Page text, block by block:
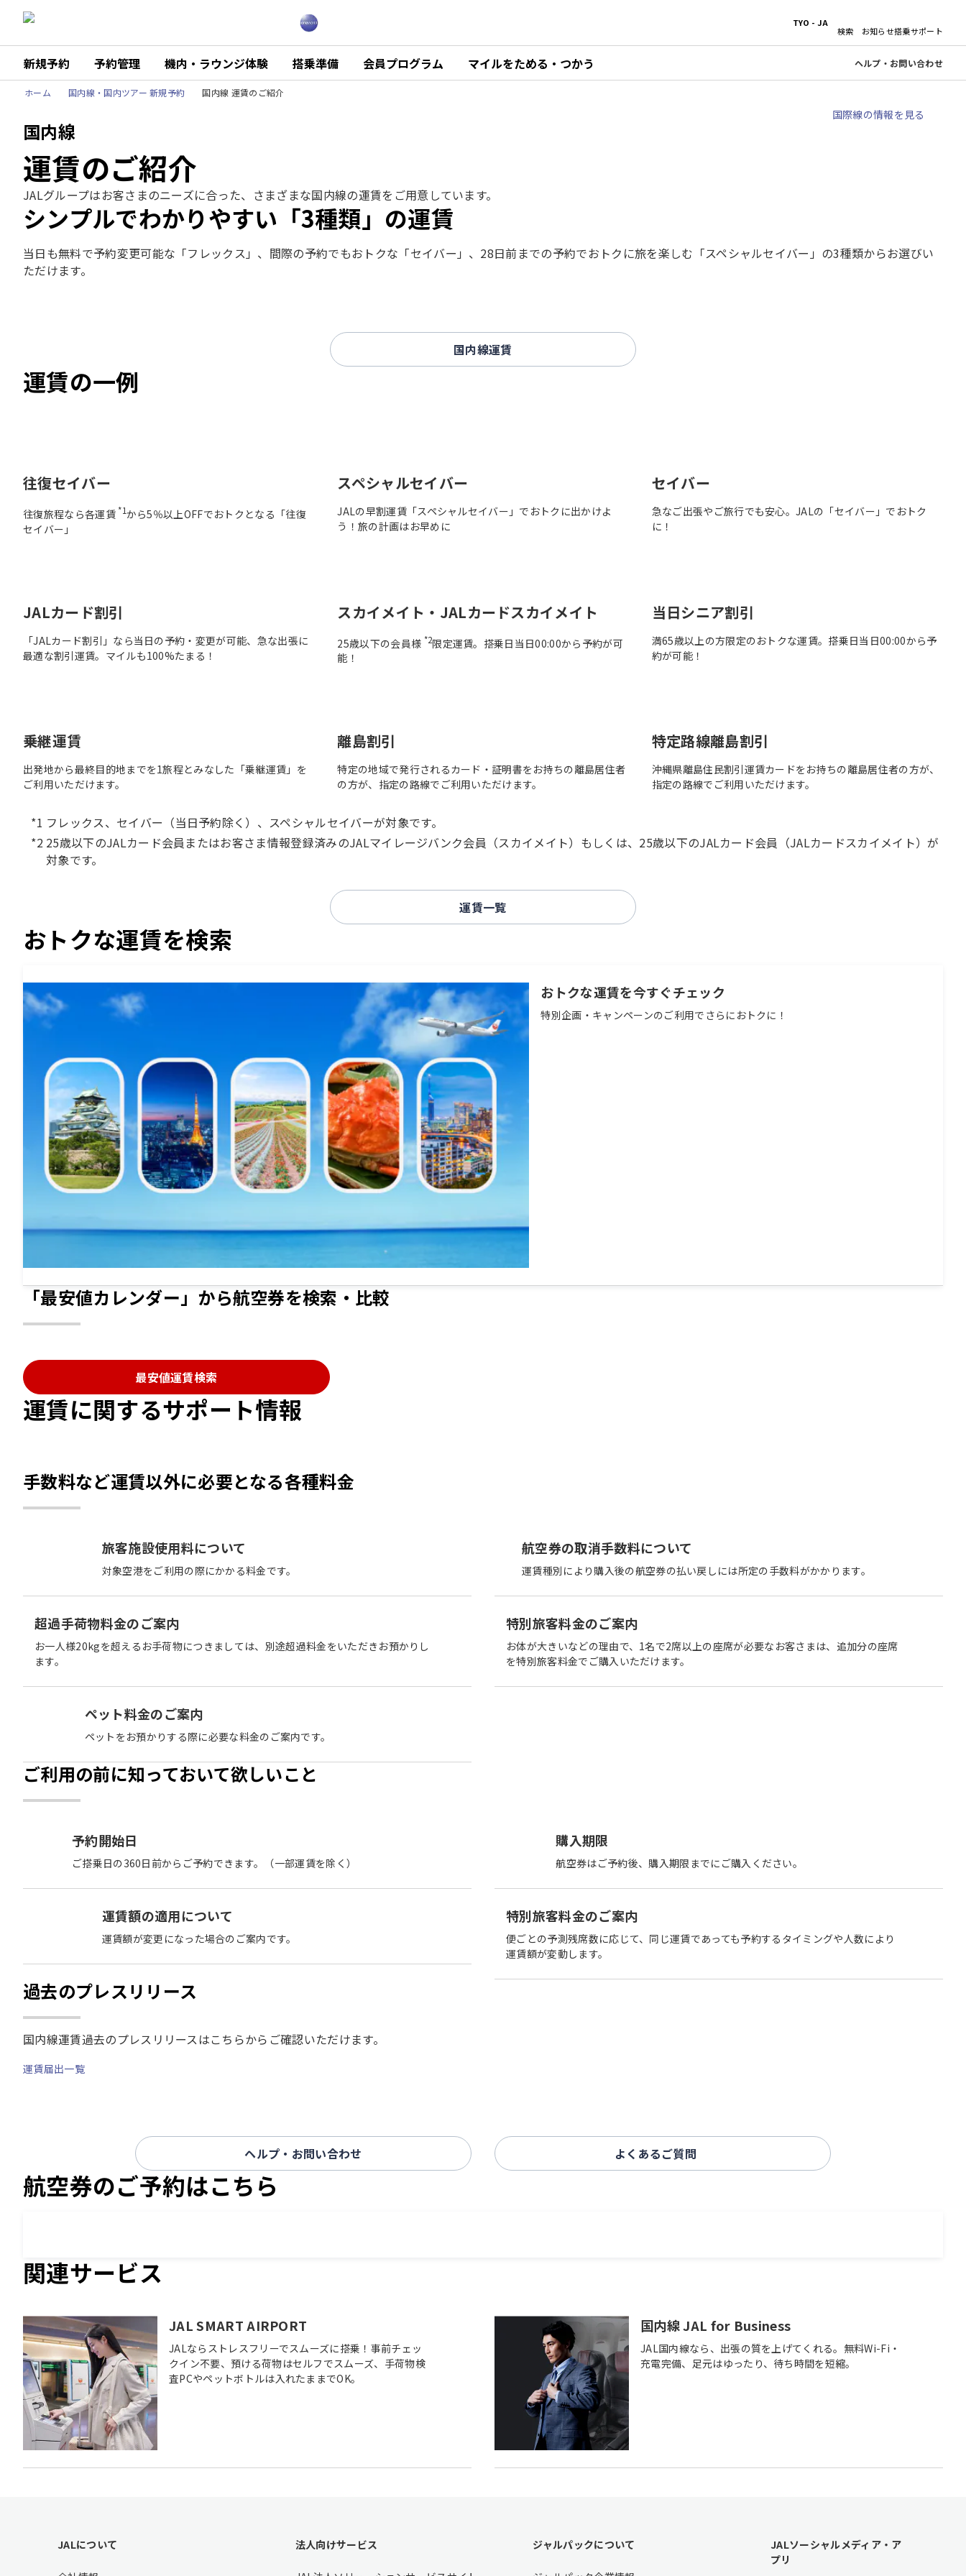
TYO - JA
検索 お知らせ搭乗サポート
新規予約 予約管理 機内・ラウンジ体験 搭乗準備 会員プログラム マイルをためる・つかう ヘルプ・お問い合わせ
ホーム 国内線・国内ツアー 新規予約 国内線 運賃のご紹介
国際線の情報を見る
国内線
運賃のご紹介
JALグループはお客さまのニーズに合った、さまざまな国内線の運賃をご用意しています。
シンプルでわかりやすい「3種類」の運賃
当日も無料で予約変更可能な「フレックス」、間際の予約でもおトクな「セイバー」、28日前までの予約でおトクに旅を楽しむ「スペシャルセイバー」の3種類からお選びい
ただけます。
国内線運賃
運賃の一例
往復セイバー
往復旅程なら各運賃*1から5％以上OFFでおトクとなる「往復
セイバー」
スペシャルセイバー
JALの早割運賃「スペシャルセイバー」でおトクに出かけよ
う！旅の計画はお早めに
セイバー
急なご出張やご旅行でも安心。JALの「セイバー」でおトク
に！
JALカード割引
「JALカード割引」なら当日の予約・変更が可能、急な出張に
最適な割引運賃。マイルも100%たまる！
スカイメイト・JALカードスカイメイト
25歳以下の会員様 *2限定運賃。搭乗日当日00:00から予約が可
能！
当日シニア割引
満65歳以上の方限定のおトクな運賃。搭乗日当日00:00から予
約が可能！
乗継運賃
出発地から最終目的地までを1旅程とみなした「乗継運賃」を
ご利用いただけます。
離島割引
特定の地域で発行されるカード・証明書をお持ちの離島居住者
の方が、指定の路線でご利用いただけます。
特定路線離島割引
沖縄県離島住民割引運賃カードをお持ちの離島居住者の方が、
指定の路線でご利用いただけます。
フレックス、セイバー（当日予約除く）、スペシャルセイバーが対象です。
25歳以下のJALカード会員またはお客さま情報登録済みのJALマイレージバンク会員（スカイメイト）もしくは、25歳以下のJALカード会員（JALカードスカイメイト）が
対象です。
運賃一覧
おトクな運賃を検索
おトクな運賃を今すぐチェック
特別企画・キャンペーンのご利用でさらにおトクに！
「最安値カレンダー」から航空券を検索・比較
最安値運賃検索
運賃に関するサポート情報
手数料など運賃以外に必要となる各種料金
旅客施設使用料について
対象空港をご利用の際にかかる料金です。
航空券の取消手数料について
運賃種別により購入後の航空券の払い戻しには所定の手数料がかかります。
超過手荷物料金のご案内
お一人様20kgを超えるお手荷物につきましては、別途超過料金をいただきお預かりし
ます。
特別旅客料金のご案内
お体が大きいなどの理由で、1名で2席以上の座席が必要なお客さまは、追加分の座席
を特別旅客料金でご購入いただけます。
ペット料金のご案内
ペットをお預かりする際に必要な料金のご案内です。
ご利用の前に知っておいて欲しいこと
予約開始日
ご搭乗日の360日前からご予約できます。（一部運賃を除く）
購入期限
航空券はご予約後、購入期限までにご購入ください。
運賃額の適用について
運賃額が変更になった場合のご案内です。
特別旅客料金のご案内
便ごとの予測残席数に応じて、同じ運賃であっても予約するタイミングや人数により
運賃額が変動します。
過去のプレスリリース
国内線運賃過去のプレスリリースはこちらからご確認いただけます。
運賃届出一覧
ヘルプ・お問い合わせ よくあるご質問
航空券のご予約はこちら
関連サービス
JAL SMART AIRPORT
JALならストレスフリーでスムーズに搭乗！事前チェッ
クイン不要、預ける荷物はセルフでスムーズ、手荷物検
査PCやペットボトルは入れたままでOK。
国内線 JAL for Business
JAL国内線なら、出張の質を上げてくれる。無料Wi-Fi・
充電完備、足元はゆったり、待ち時間を短縮。
F
JALについて 法人向けサービス ジャルパックについて
JALソーシャルメディア・ア
プリ